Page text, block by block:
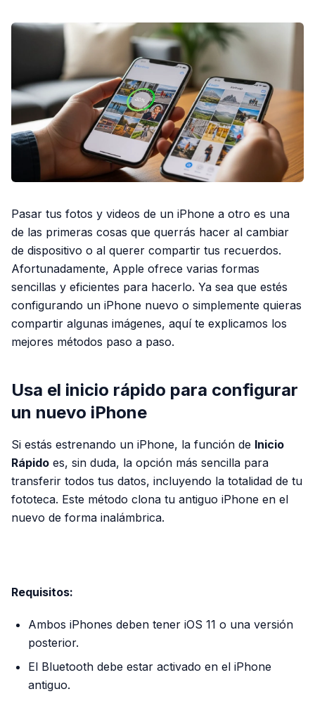
Pasar tus fotos y videos de un iPhone a otro es una
de las primeras cosas que querrás hacer al cambiar
de dispositivo o al querer compartir tus recuerdos.
Afortunadamente, Apple ofrece varias formas
sencillas y eficientes para hacerlo. Ya sea que estés
configurando un iPhone nuevo o simplemente quieras
compartir algunas imágenes, aquí te explicamos los
mejores métodos paso a paso.
Usa el inicio rápido para configurar
un nuevo iPhone
Si estás estrenando un iPhone, la función de Inicio
Rápido es, sin duda, la opción más sencilla para
transferir todos tus datos, incluyendo la totalidad de tu
fototeca. Este método clona tu antiguo iPhone en el
nuevo de forma inalámbrica.
Requisitos:
Ambos iPhones deben tener iOS 11 o una versión
posterior.
El Bluetooth debe estar activado en el iPhone
antiguo.